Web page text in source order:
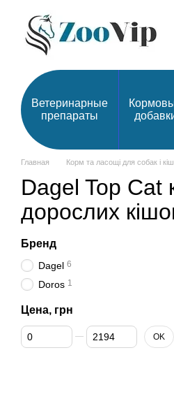
Ветеринарные
препараты
Главная Корм та ласощі для собак і
Dagel Top Cat
дорослих
Бренд
Dagel 6
Doros 1
Цена, грн
От Цена, грн
До Цена, грн OK